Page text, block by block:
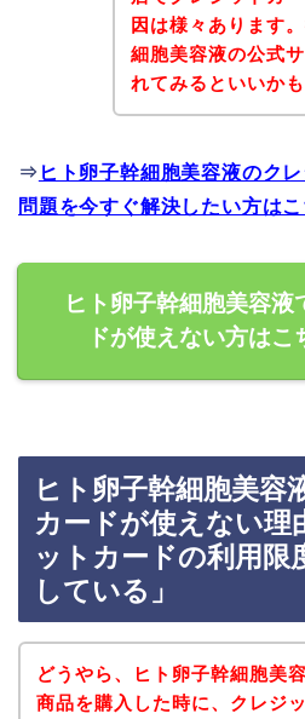
因は様々あります
細胞美容液の公式
れてみるといいかも
⇒ ヒト卵子幹細胞美容液のク
問題を今すぐ解決したい方はこ
ヒト卵子幹細胞美容液
ドが使えない方はこ
ヒト卵子幹細胞美容
カードが使えない理
ットカードの利用限
している」
どうやら、ヒト卵子幹細胞美
商品を購入した時に、クレジ